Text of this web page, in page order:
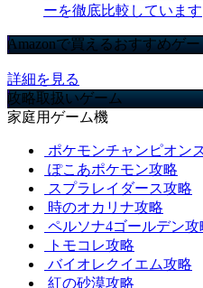
ーを徹底比較しています
Amazonで買えるおすすめゲ
詳細を見る
攻略取扱いゲーム
家庭用ゲーム機
ポケモンチャンピオン
ぽこあポケモン攻略
スプラレイダース攻略
時のオカリナ攻略
ペルソナ4ゴールデン攻
トモコレ攻略
バイオレクイエム攻略
紅の砂漠攻略